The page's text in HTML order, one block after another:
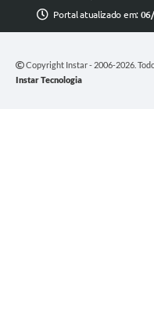
Portal atualizado em:
Copyright Instar - 2006-2026.
Instar Tecnologia